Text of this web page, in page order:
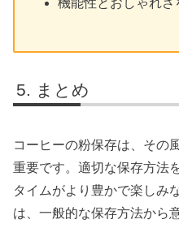
機能性とおしゃれ
まとめ
コーヒーの粉保存は、その
重要です。適切な保存方法
タイムがより豊かで楽しみ
は、一般的な保存方法から